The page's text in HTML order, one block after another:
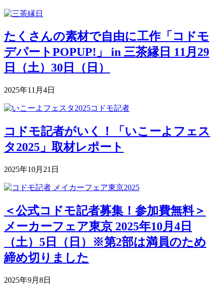
たくさんの素材で自由に工作「コドモ
デパートPOPUP!」 in 三茶縁日 11月29
日（土）30日（日）
2025年11月4日
コドモ記者がいく！「いこーよフェス
タ2025」取材レポート
2025年10月21日
＜公式コドモ記者募集！参加費無料＞
メーカーフェア東京 2025年10月4日
（土）5日（日）※第2部は満員のため
締め切りました
2025年9月8日